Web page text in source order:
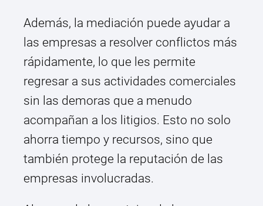
Además, la mediación puede ayudar a
las empresas a resolver conflictos más
rápidamente, lo que les permite
regresar a sus actividades comerciales
sin las demoras que a menudo
acompañan a los litigios. Esto no solo
ahorra tiempo y recursos, sino que
también protege la reputación de las
empresas involucradas.